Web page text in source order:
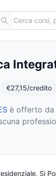
corsi ECM
€27,15/credito
è offerto da
Si